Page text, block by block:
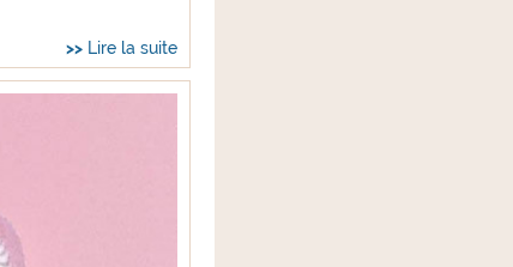
Lire la suite